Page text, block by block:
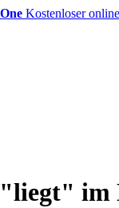
One Kostenloser